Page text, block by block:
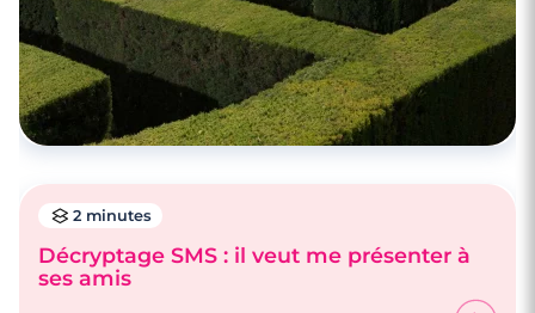
2 minutes
Décryptage SMS : il veut me présenter à
ses amis